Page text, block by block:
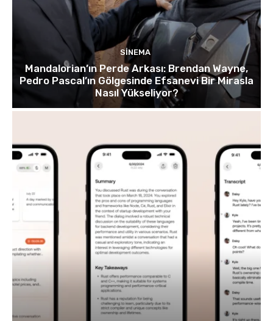
SINEMA
Mandalorian’ın Perde Arkası: Brendan Wayne,
Pedro Pascal’ın Gölgesinde Efsanevi Bir Mirasla
Nasıl Yükseliyor?